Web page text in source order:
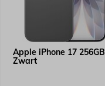
Apple iPhone 17 256GB
Zwart